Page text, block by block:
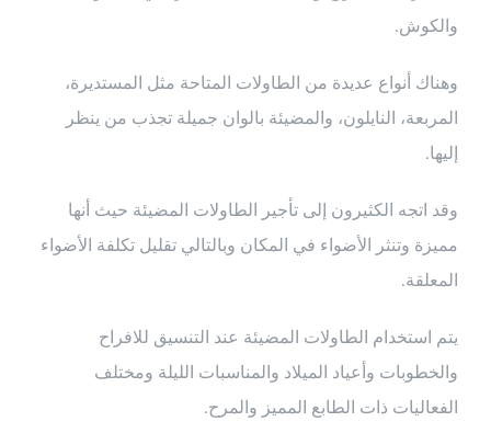
والكوش.
وهناك أنواع عديدة من الطاولات المتاحة مثل المستديرة،
المربعة، النايلون، والمضيئة بالوان جميلة تجذب من ينظر
إليها.
وقد اتجه الكثيرون إلى تأجير الطاولات المضيئة حيث أنها
مميزة وتنثر الأضواء في المكان وبالتالي تقليل تكلفة الأضواء
المعلقة.
يتم استخدام الطاولات المضيئة عند التنسيق للافراح
والخطوبات وأعياد الميلاد والمناسبات الليلة ومختلف
الفعاليات ذات الطابع المميز والمرح.